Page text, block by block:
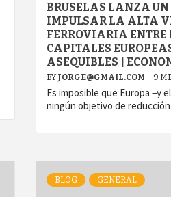
BRUSELAS LANZA
IMPULSAR LA ALTA
FERROVIARIA ENTRE
CAPITALES
ASEQUIBLES |
BY JORGE@GMAIL.COM 9
Es imposible que Europa −y
ningún objetivo de
BLOG GENERAL